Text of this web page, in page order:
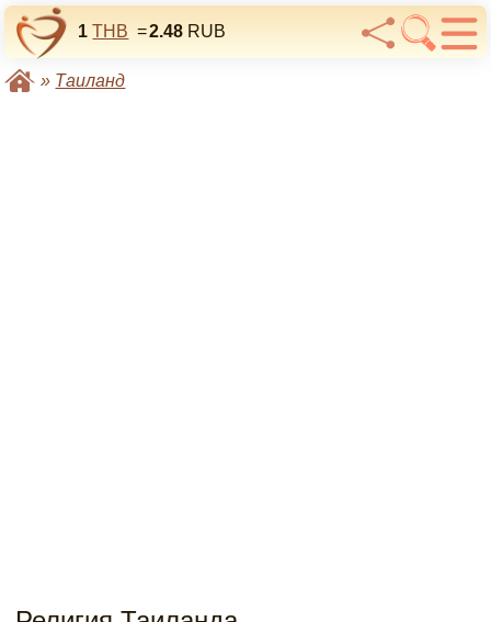
1 THB =2.48 RUB
» Таиланд